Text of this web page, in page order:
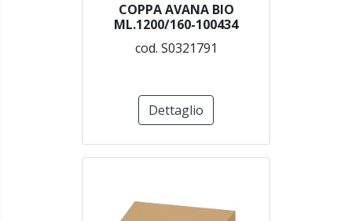
COPPA AVANA BIO
ML.1200/160-100434
cod. S0321791
Dettaglio